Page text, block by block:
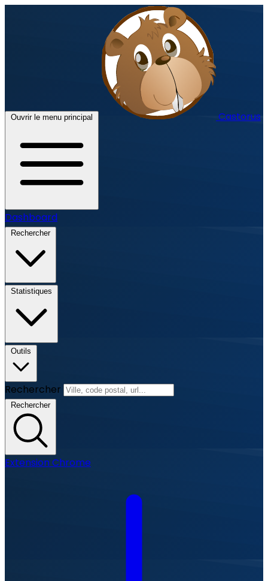
Ouvrir le menu principal Castorus
Dashboard
Rechercher
Statistiques
Outils
Rechercher
Rechercher
Extension Chrome